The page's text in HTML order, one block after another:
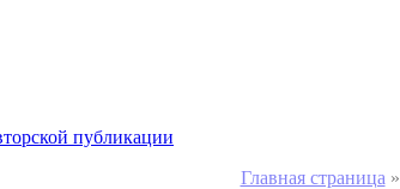
публикации
Главная страница »